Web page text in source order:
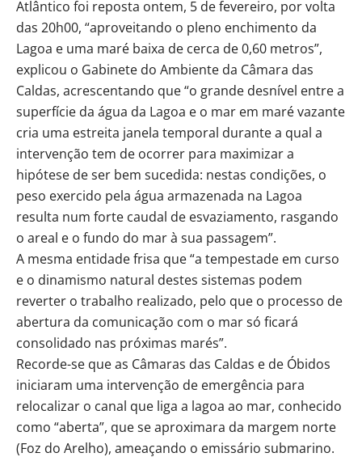
Atlântico foi reposta ontem, 5 de fevereiro, por volta
das 20h00, “aproveitando o pleno enchimento da
Lagoa e uma maré baixa de cerca de 0,60 metros”,
explicou o Gabinete do Ambiente da Câmara das
Caldas, acrescentando que “o grande desnível entre a
superfície da água da Lagoa e o mar em maré vazante
cria uma estreita janela temporal durante a qual a
intervenção tem de ocorrer para maximizar a
hipótese de ser bem sucedida: nestas condições, o
peso exercido pela água armazenada na Lagoa
resulta num forte caudal de esvaziamento, rasgando
o areal e o fundo do mar à sua passagem”.
A mesma entidade frisa que “a tempestade em curso
e o dinamismo natural destes sistemas podem
reverter o trabalho realizado, pelo que o processo de
abertura da comunicação com o mar só ficará
consolidado nas próximas marés”.
Recorde-se que as Câmaras das Caldas e de Óbidos
iniciaram uma intervenção de emergência para
relocalizar o canal que liga a lagoa ao mar, conhecido
como “aberta”, que se aproximara da margem norte
(Foz do Arelho), ameaçando o emissário submarino.